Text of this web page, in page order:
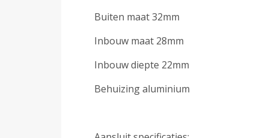
Buiten maat 32mm
Inbouw maat 28mm
Inbouw diepte 22mm
Behuizing aluminium